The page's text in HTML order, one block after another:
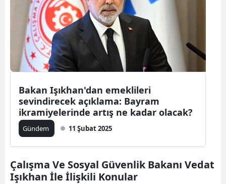
Bakan Işıkhan'dan emeklileri
sevindirecek açıklama: Bayram
ikramiyelerinde artış ne kadar olacak?
Gündem 11 Şubat 2025
Çalışma Ve Sosyal Güvenlik Bakanı Vedat
Işıkhan İle İlişkili Konular